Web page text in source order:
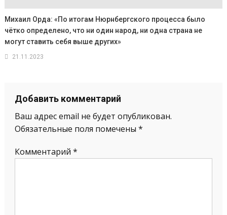
Михаил Орда: «По итогам Нюрнбергского процесса было
чётко определено, что ни один народ, ни одна страна не
могут ставить себя выше других»
21.11.2023
Добавить комментарий
Ваш адрес email не будет опубликован.
Обязательные поля помечены *
Комментарий *